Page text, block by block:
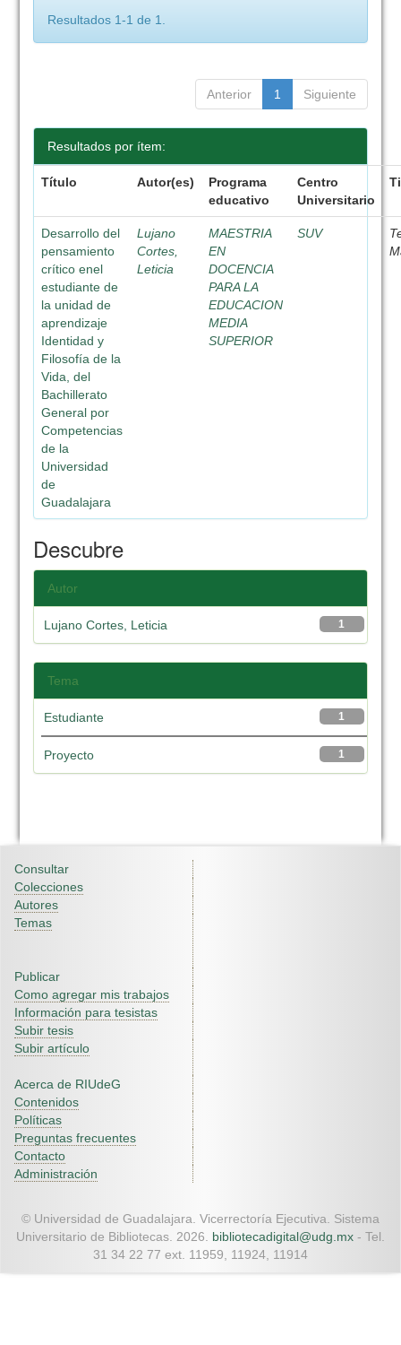
Resultados 1-1 de 1.
Anterior 1 Siguiente
Resultados por ítem:
Título Autor(es)
Programa
educativo
Centro
Universitario
Desarrollo del
pensamiento
crítico enel
estudiante de
la unidad de
aprendizaje
Identidad y
Filosofía de la
Vida, del
Bachillerato
General por
Competencias
de la
Universidad
de
Guadalajara
Lujano
Cortes,
Leticia
MAESTRIA
EN
DOCENCIA
PARA LA
EDUCACION
MEDIA
SUPERIOR
SUV
Descubre
Autor
1
Lujano Cortes, Leticia
Tema
1
Estudiante
1
Proyecto
Consultar
Colecciones
Autores
Temas
Publicar
Como agregar mis trabajos
Información para tesistas
Subir tesis
Subir artículo
Acerca de RIUdeG
Contenidos
Políticas
Preguntas frecuentes
Contacto
Administración
© Universidad de Guadalajara. Vicerrectoría Ejecutiva. Sistema
Universitario de Bibliotecas. 2026. bibliotecadigital@udg.mx - Tel.
31 34 22 77 ext. 11959, 11924, 11914